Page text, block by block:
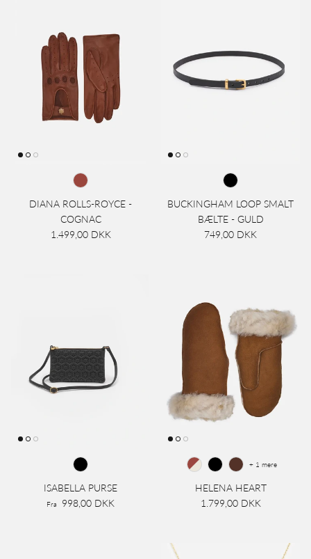
DIANA ROLLS-ROYCE -
COGNAC
1.499,00 DKK
BUCKINGHAM LOOP SMALT
BÆLTE - GULD
749,00 DKK
ISABELLA PURSE
Fra 998,00 DKK
HELENA HEART
1.799,00 DKK
+ 1 mere